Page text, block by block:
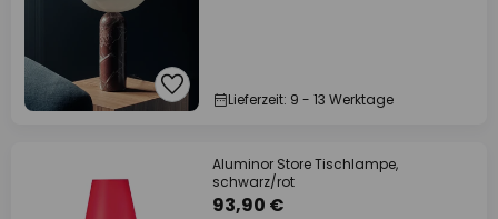
Lieferzeit: 9 - 13 Werktage
Aluminor Store Tischlampe,
schwarz/rot
93,90 €